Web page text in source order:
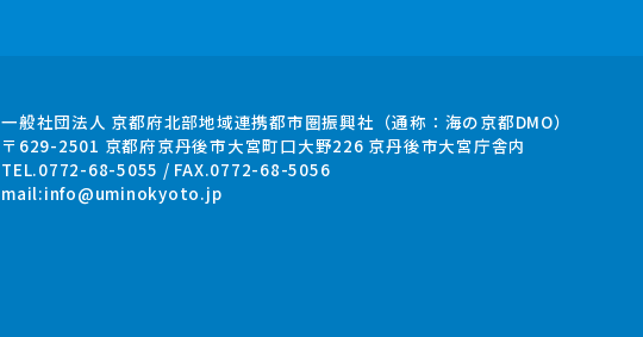
一般社団法人 京都府北部地域連携都市圏振興社 （通称：海の京都DMO）
〒629-2501 京都府京丹後市大宮町口大野226 京丹後市大宮庁舎内
TEL.0772-68-5055 / FAX.0772-68-5056
mail:info@uminokyoto.jp